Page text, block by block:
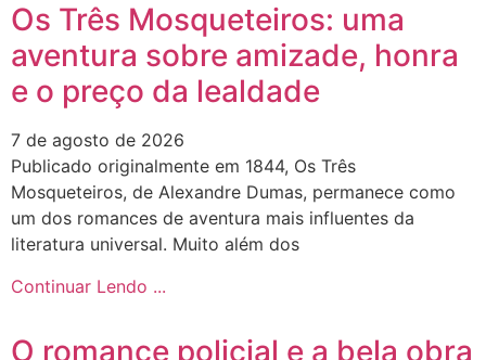
Os Três Mosqueteiros: uma
aventura sobre amizade, honra
e o preço da lealdade
7 de agosto de 2026
Publicado originalmente em 1844, Os Três
Mosqueteiros, de Alexandre Dumas, permanece como
um dos romances de aventura mais influentes da
literatura universal. Muito além dos
Continuar Lendo ...
O romance policial e a bela obra